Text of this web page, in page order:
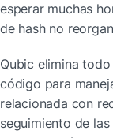
esperar muchas
de hash no
Qubic elimina
código para
relacionada con
seguimiento de